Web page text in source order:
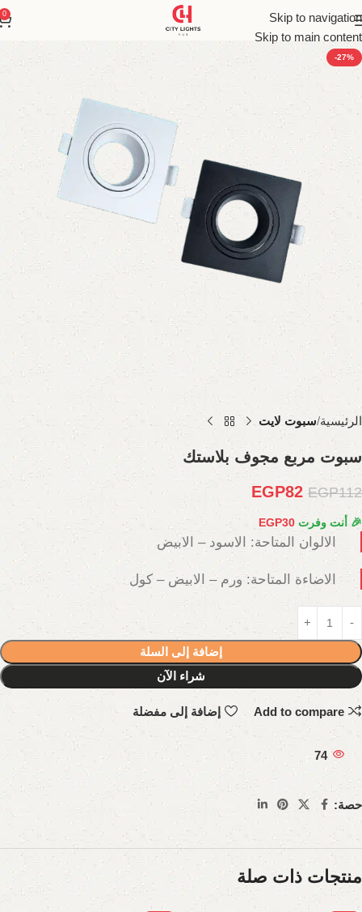
Skip to navigation
Skip to main content
0
-27%
الرئيسية سبوت لايت
سبوت مربع مجوف بلاستك
EGP112
EGP82
🎉 أنت وفرت EGP30
الالوان المتاحة: الاسود – الابيض
الاضاءة المتاحة: ورم – الابيض – كول
إضافة إلى السلة
شراء الآن
Add to compare إضافة إلى مفضلة
74
حصة:
منتجات ذات صلة